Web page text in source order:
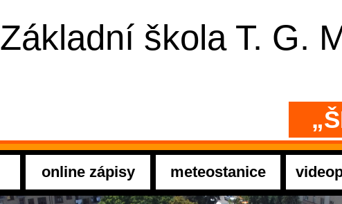
Základní škola T. G.
online zápisy meteostanice